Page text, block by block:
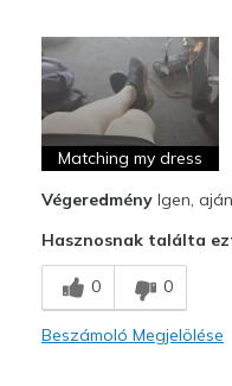
Attractive Design
Breathe Well
Comfortable
Durable
Stylish
Legjobb használat
Casual Wear
Matching my dress
VégeredményIgen,
Hasznosnak találta
0 0
Beszámoló Megjelölése